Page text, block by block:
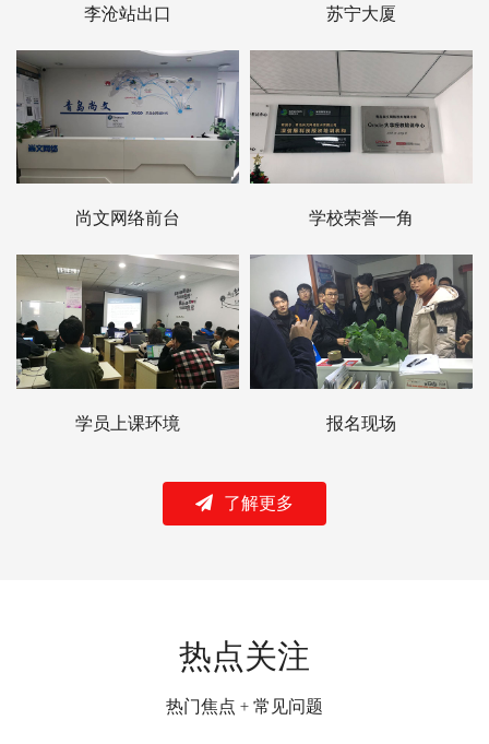
李沧站出口 苏宁大厦
尚文网络前台 学校荣誉一角
学员上课环境 报名现场
了解更多
热点关注
热门焦点 + 常见问题